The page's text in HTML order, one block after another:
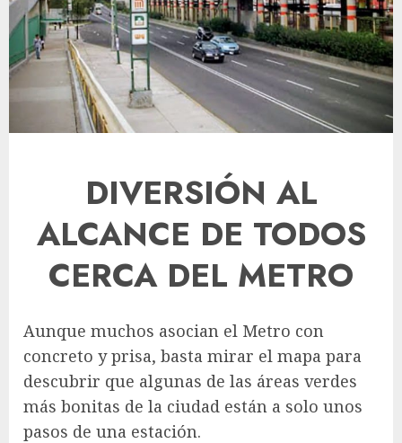
DIVERSIÓN AL
ALCANCE DE TODOS
CERCA DEL METRO
Aunque muchos asocian el Metro con
concreto y prisa, basta mirar el mapa para
descubrir que algunas de las áreas verdes
más bonitas de la ciudad están a solo unos
pasos de una estación.